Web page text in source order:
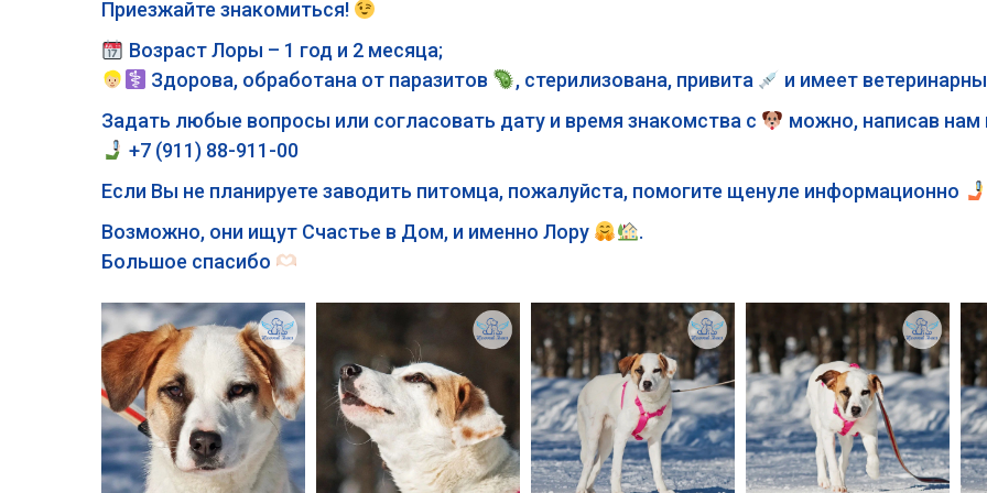
Приезжайте знакомиться!
Возраст Лоры – 1 год и 2 месяца;
Здорова, обработана от паразитов
, стерилизована, привита
и имеет
Задать любые вопросы или согласовать дату и время знакомства с
можно, написав нам
+7 (911) 88-911-00
Если Вы не планируете заводить питомца, пожалуйста, помогите щенуле информационно
Возможно, они ищут Счастье в Дом, и именно Лору
.
Большое спасибо